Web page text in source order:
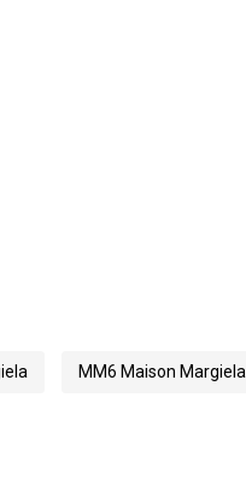
MM6 Maison Margiela